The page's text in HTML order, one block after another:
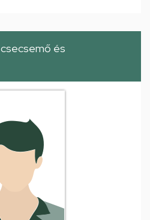
csecsemő és